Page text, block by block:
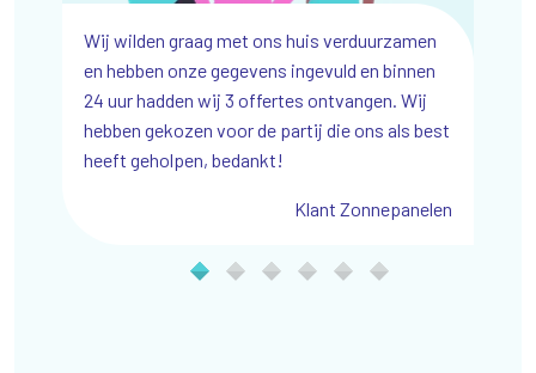
Wij wilden graag met ons huis verduurzamen
en hebben onze gegevens ingevuld en binnen
24 uur hadden wij 3 offertes ontvangen. Wij
hebben gekozen voor de partij die ons als best
heeft geholpen, bedankt!
Klant Zonnepanelen
Wij zijn